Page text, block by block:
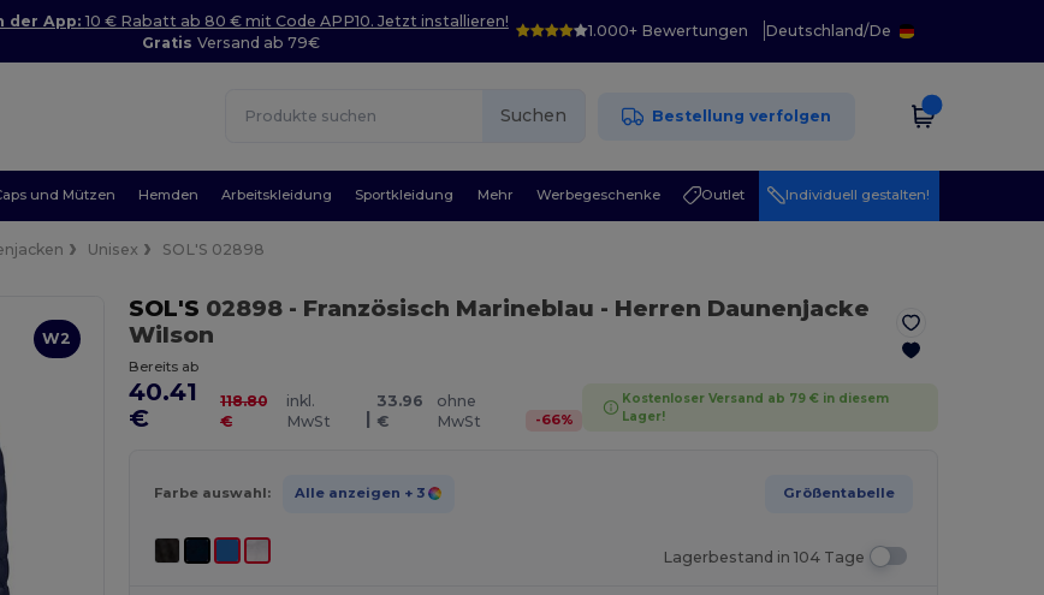
der App: 10 € Rabatt ab 80 € mit Code APP10. Jetzt installieren!
GratisVersand ab 79€
1.000+ Bewertungen Deutschland/De
Suchen Bestellung verfolgen
und Mützen Hemden Arbeitskleidung Sportkleidung Mehr Werbegeschenke Outlet Individuell gestalten!
Unisex SOL'S 02898
W2
SOL'S 02898 - Französisch Marineblau - Herren Daunenjacke
Wilson
Bereits ab
40.41
€
118.80
€
inkl.
MwSt
|
33.96
€
ohne
MwSt
-66%
Kostenloser Versand ab 79 € in diesem
Lager!
Farbe auswahl: Alle anzeigen + 3 Größentabelle
Lagerbestand in 104 Tage